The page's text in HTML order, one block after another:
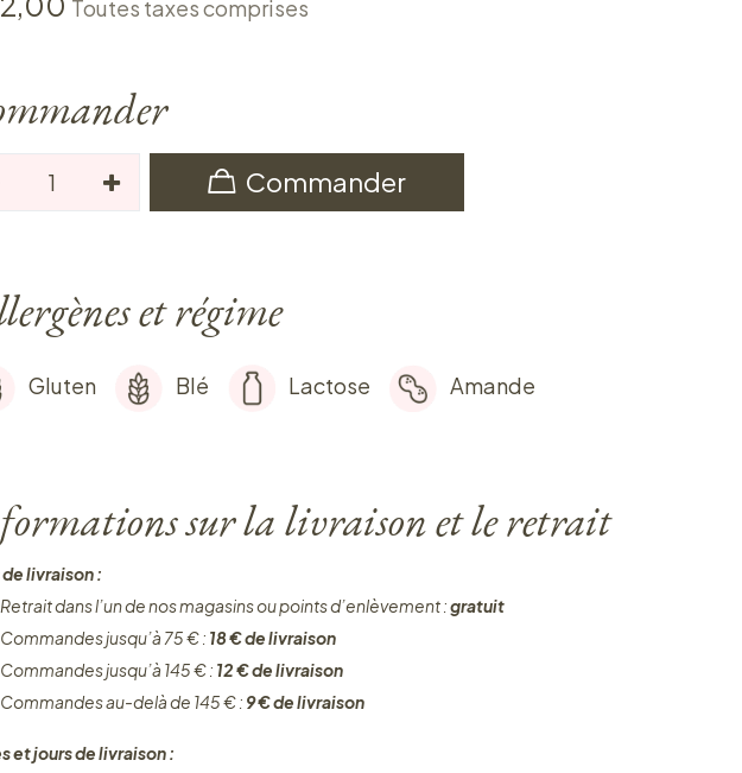
Toutes taxes comprises
Commander
et régime
Gluten Blé Lactose Amande
sur la livraison et le retrait
de livraison :
Retrait dans l’un de nos magasins ou points d’enlèvement :gratuit
Commandes jusqu’à 75 € : 18 € de livraison
Commandes jusqu’à 145 € : 12 € de livraison
Commandes au-delà de 145 € : 9 € de livraison
et jours de livraison :